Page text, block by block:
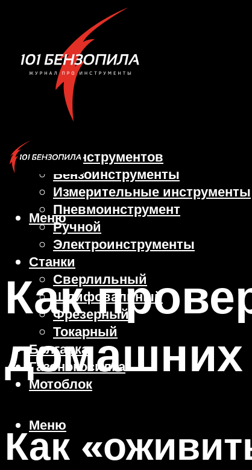
Виды инструментов
Бензоинструменты
Измерительные инструменты
Пневмоинструмент
Ручной
Электроинструменты
Станки
Сверлильный
Шлифовальный
Фрезерный
Токарный
Болгарка
Газонокосилка
Мотоблок
Меню
Меню
Как
домашних
Как